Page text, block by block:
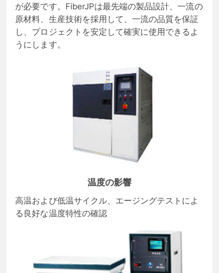
が必要です。FiberJPは最先端の製品設計、一流の
原材料、生産技術を採用して、一流の品質を保証
し、プロジェクトを安定して確実に使用できるよ
うにします。
温度の影響
高温および低温サイクル、エージングテストによ
る良好な温度特性の確認